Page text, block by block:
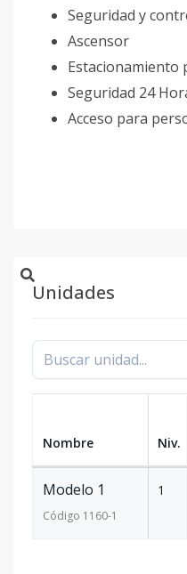
Seguridad y
Ascensor
Estacionamiento
Seguridad 24
Acceso para
Unidades
Nombre Niv.
Modelo 1
Código 1160-1
1